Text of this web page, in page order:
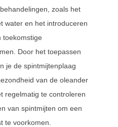
zoals het
water en het introduceren
toekomstige
Door het toepassen
je de spintmijtenplaag
van de oleander
regelmatig te controleren
van spintmijten om een
te voorkomen.